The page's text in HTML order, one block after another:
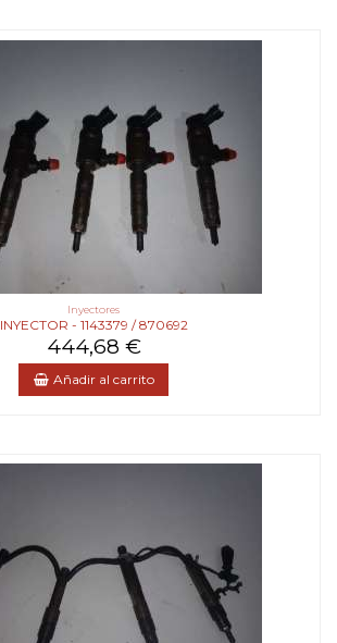
Inyectores
INYECTOR - 1143379 / 870692
444,68 €
Añadir al carrito